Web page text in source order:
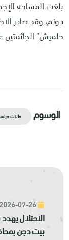
حلميش” الجاثمتين
الوسوم حالات
الاحتلال
بيت دجن